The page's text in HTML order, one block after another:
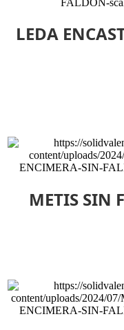
LEDA
METIS SIN